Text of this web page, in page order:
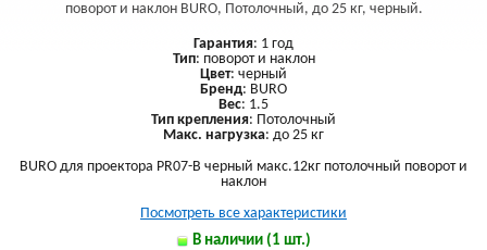
поворот и наклон BURO, Потолочный, до 25 кг, черный.
Гарантия: 1 год
Тип: поворот и наклон
Цвет: черный
Бренд: BURO
Вес: 1.5
Тип крепления: Потолочный
Макс. нагрузка: до 25 кг
BURO для проектора PR07-B черный макс.12кг потолочный поворот и
наклон
Посмотреть все характеристики
В наличии (1 шт.)